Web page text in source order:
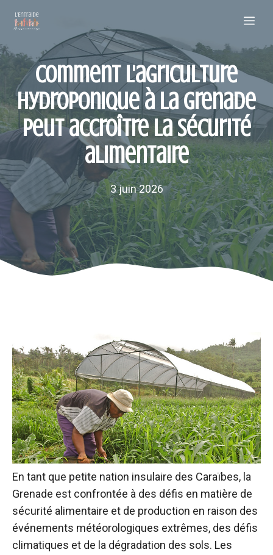
contenu
Comment l'agriculture
hydroponique à la Grenade
peut accroître la sécurité
alimentaire
3 juin 2026
En tant que petite nation insulaire des Caraïbes, la
Grenade est confrontée à des défis en matière de
sécurité alimentaire et de production en raison des
événements météorologiques extrêmes, des défis
climatiques et de la dégradation des sols. Les